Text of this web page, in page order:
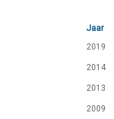
Jaar
2019
2014
2013
2009